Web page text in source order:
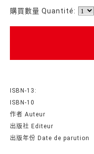
購買數量 Quantité:
ISBN-13:
ISBN-10
作者 Auteur
出版社 Editeur
出版年份 Date de parution